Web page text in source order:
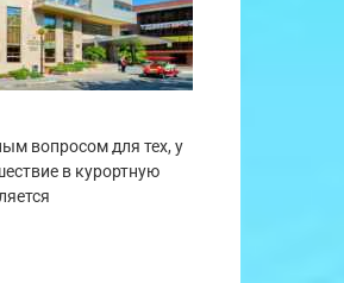
вопросом для тех, у
в курортную